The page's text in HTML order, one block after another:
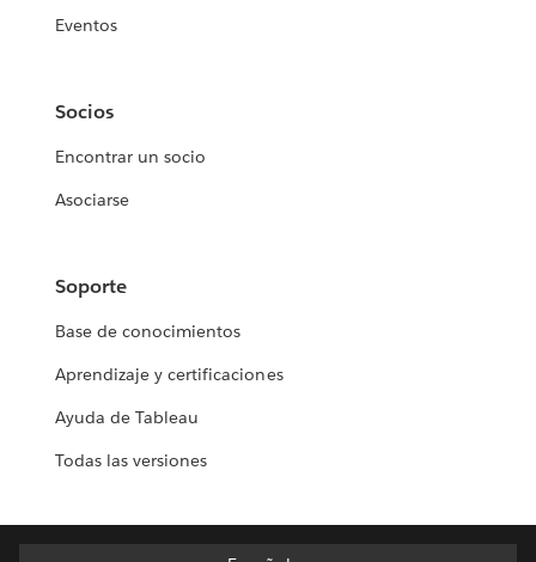
Eventos
Socios
Encontrar un socio
Asociarse
Soporte
Base de conocimientos
Aprendizaje y certificaciones
Ayuda de Tableau
Todas las versiones